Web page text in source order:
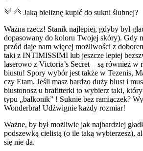
Jaką bieliznę kupić do sukni ślubnej?
Ważna rzecz! Stanik najlepiej, gdyby był
dopasowany do koloru Twojej skóry). Gdy
przód daje nam więcej możliwości z
taki z INTIMISSIMI lub jeszcze lepiej
laserowo z Victoria’s Secret – są również w
biustu! Spory wybór jest także w Tezenis,
czy Etam. Jeśli masz bardzo duży biust i
biustonosz u brafitterki to wybierz taki,
typu „balkonik” ! Suknie bez ramiączek?
Wonderbra! Udźwignie każdy rozmiar!
Ważne, by był możliwie jak najbardziej
podszewką cielistą (o ile taką wybierzesz),
się nie da.